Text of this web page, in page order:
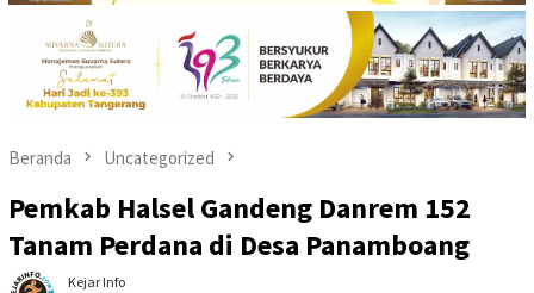
Beranda Uncategorized
Pemkab Halsel Gandeng Danrem 152
Tanam Perdana di Desa Panamboang
Kejar Info